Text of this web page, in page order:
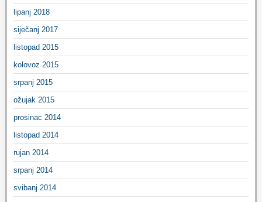
lipanj 2018
siječanj 2017
listopad 2015
kolovoz 2015
srpanj 2015
ožujak 2015
prosinac 2014
listopad 2014
rujan 2014
srpanj 2014
svibanj 2014